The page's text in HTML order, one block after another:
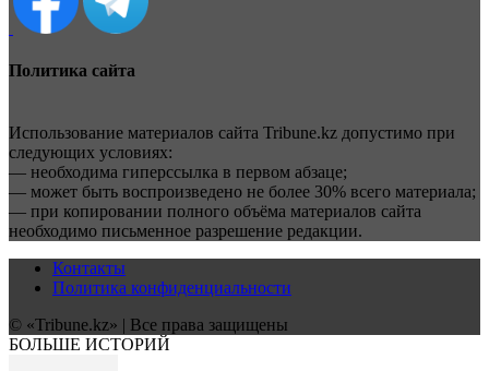
Политика сайта
Использование материалов сайта Tribune.kz допустимо при
следующих условиях:
— необходима гиперссылка в первом абзаце;
— может быть воспроизведено не более 30% всего материала;
— при копировании полного объёма материалов сайта
необходимо письменное разрешение редакции.
Контакты
Политика конфиденциальности
© «Tribune.kz» | Все права защищены
БОЛЬШЕ ИСТОРИЙ